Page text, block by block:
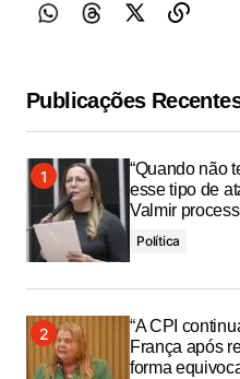
Publicações
“Quando não
esse tipo de
Valmir
Política
“A CPI
França após
forma